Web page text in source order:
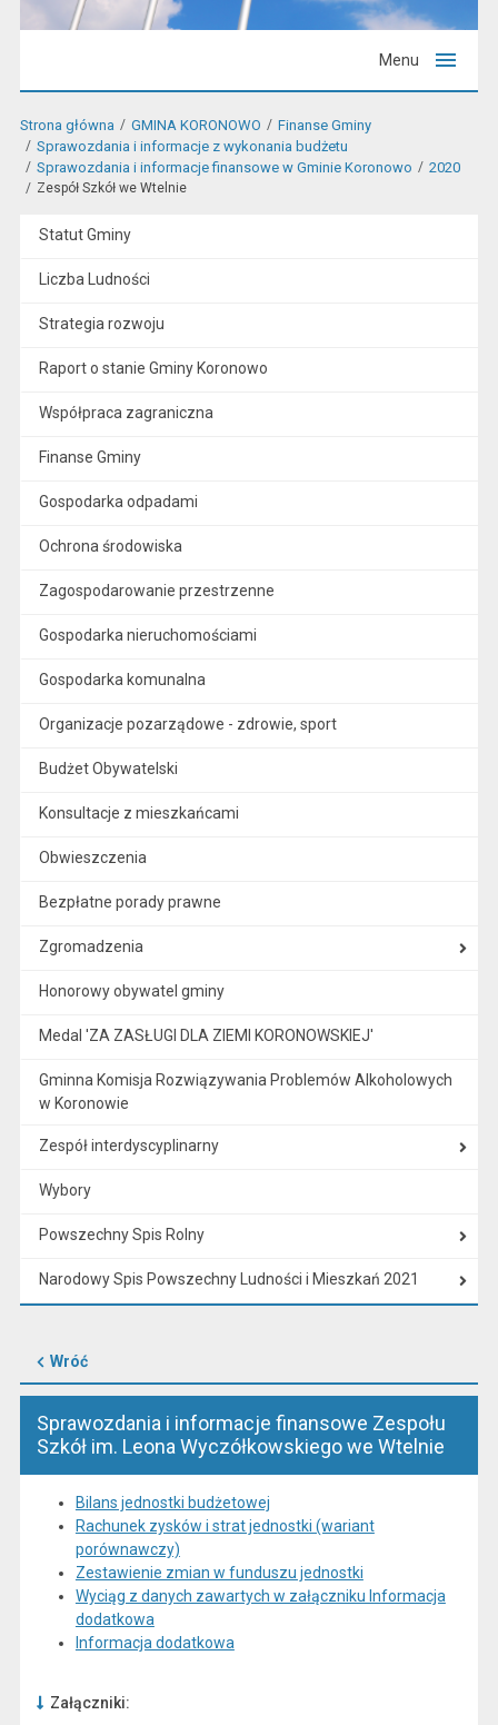
Menu
Strona główna GMINA KORONOWO
Finanse Gminy
Sprawozdania i informacje z wykonania budżetu
Sprawozdania i informacje finansowe w Gminie Koronowo
2020
Zespół Szkół we Wtelnie
Statut Gminy
Liczba Ludności
Strategia rozwoju
Raport o stanie Gminy Koronowo
Współpraca zagraniczna
Finanse Gminy
Gospodarka odpadami
Ochrona środowiska
Zagospodarowanie przestrzenne
Gospodarka nieruchomościami
Gospodarka komunalna
Organizacje pozarządowe - zdrowie, sport
Budżet Obywatelski
Konsultacje z mieszkańcami
Obwieszczenia
Bezpłatne porady prawne
Zgromadzenia
Honorowy obywatel gminy
Medal 'ZA ZASŁUGI DLA ZIEMI KORONOWSKIEJ'
Gminna Komisja Rozwiązywania Problemów Alkoholowych
w Koronowie
Zespół interdyscyplinarny
Wybory
Powszechny Spis Rolny
Narodowy Spis Powszechny Ludności i Mieszkań 2021
Wróć
Sprawozdania i informacje finansowe Zespołu
Szkół im. Leona Wyczółkowskiego we Wtelnie
Bilans jednostki budżetowej
Rachunek zysków i strat jednostki (wariant
porównawczy)
Zestawienie zmian w funduszu jednostki
Wyciąg z danych zawartych w załączniku Informacja
dodatkowa
Informacja dodatkowa
Załączniki: